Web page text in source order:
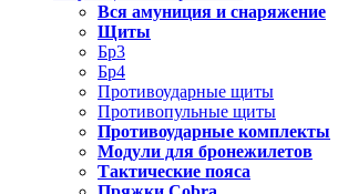
Вся амуниция и снаряжение
Щиты
Бр3
Бр4
Противоударные щиты
Противопульные щиты
Противоударные комплекты
Модули для бронежилетов
Тактические пояса